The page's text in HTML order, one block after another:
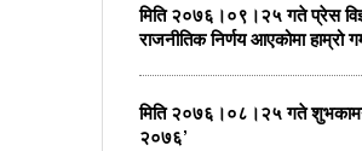
मिति २०७६।०९।२५ गते प्रेस
राजनीतिक निर्णय आएकोमा हाम्रो
मिति २०७६।०८।२५ गते
२०७६’